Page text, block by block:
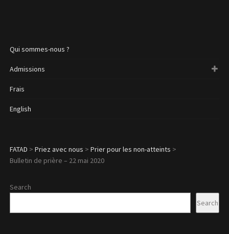
Qui sommes-nous ?
Admissions
Frais
English
FATAD > Priez avec nous > Prier pour les non-atteints >
Bulletin de prière – 22 mai 2020
Search
Search